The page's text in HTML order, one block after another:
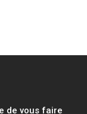
de vous faire